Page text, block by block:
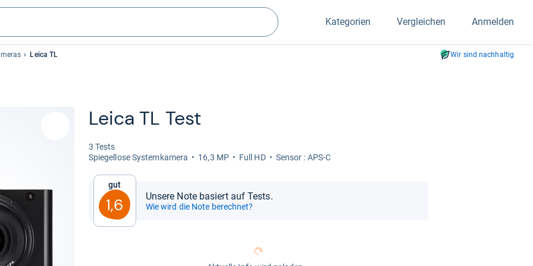
Suchen
Kategorien Vergleichen Anmelden
Leica TL Wir sind nachhaltig
Leica TL Test
3 Tests
Spie­gel­lose Sys­tem­ka­mera
16,3 MP Full HD Sen­sor : APS-C
Gut
1,6 Unsere Note basiert auf Tests.
Wie wird die Note berechnet?